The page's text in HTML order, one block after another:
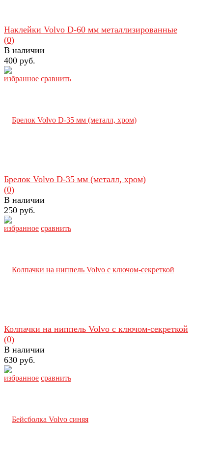
избранное сравнить
Наклейки Volvo D-60 мм металлизированные
(0)
В наличии
400 руб.
избранное сравнить
Брелок Volvo D-35 мм (металл, хром)
(0)
В наличии
250 руб.
избранное сравнить
Колпачки на ниппель Volvo с ключом-секреткой
(0)
В наличии
630 руб.